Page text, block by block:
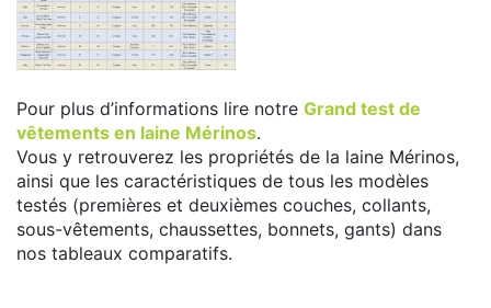
Pour plus d’informations lire notre Grand test de
vêtements en laine Mérinos.
Vous y retrouverez les propriétés de la laine Mérinos,
ainsi que les caractéristiques de tous les modèles
testés (premières et deuxièmes couches, collants,
sous-vêtements, chaussettes, bonnets, gants) dans
nos tableaux comparatifs.